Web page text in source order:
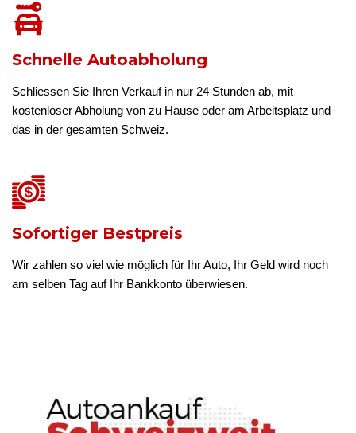
Schnelle Autoabholung
Schliessen Sie Ihren Verkauf in nur 24 Stunden ab, mit
kostenloser Abholung von zu Hause oder am Arbeitsplatz und
das in der gesamten Schweiz.
Sofortiger Bestpreis
Wir zahlen so viel wie möglich für Ihr Auto, Ihr Geld wird noch
am selben Tag auf Ihr Bankkonto überwiesen.